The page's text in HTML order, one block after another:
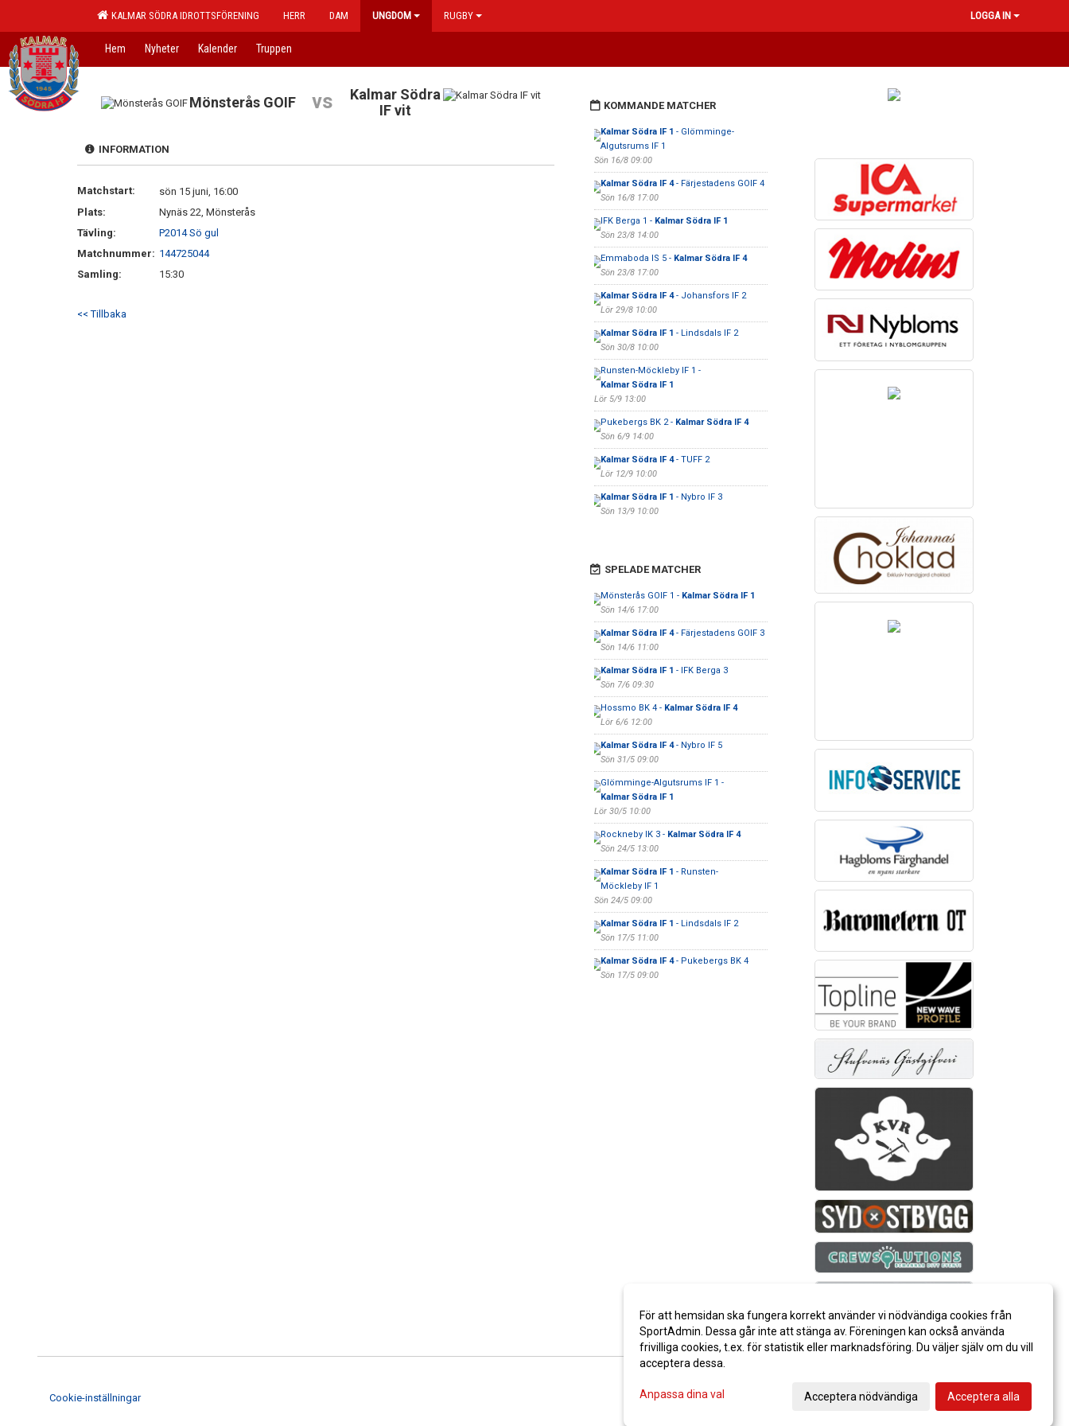
KALMAR SÖDRA IDROTTSFÖRENING HERR DAM UNGDOM RUGBY LOGGA IN
Hem Nyheter Kalender Truppen
Mönsterås GOIF vs
Kalmar Södra
IF vit
INFORMATION
Matchstart:
sön 15 juni, 16:00
Plats:
Nynäs 22, Mönsterås
Tävling:
P2014 Sö gul
Matchnummer: 144725044
Samling:
15:30
<< Tillbaka
KOMMANDE MATCHER
Kalmar Södra IF 1 - Glömminge-
Algutsrums IF 1
Sön 16/8 09:00
Kalmar Södra IF 4- Färjestadens GOIF 4
Sön 16/8 17:00
IFK Berga 1 - Kalmar Södra IF 1
Sön 23/8 14:00
Emmaboda IS 5 - Kalmar Södra IF 4
Sön 23/8 17:00
Kalmar Södra IF 4- Johansfors IF 2
Lör 29/8 10:00
Kalmar Södra IF 1 - Lindsdals IF 2
Sön 30/8 10:00
Runsten-Möckleby IF 1 -
Kalmar Södra IF 1
Lör 5/9 13:00
Pukebergs BK 2 - Kalmar Södra IF 4
Sön 6/9 14:00
Kalmar Södra IF 4- TUFF 2
Lör 12/9 10:00
Kalmar Södra IF 1 - Nybro IF 3
Sön 13/9 10:00
SPELADE MATCHER
Mönsterås GOIF 1 - Kalmar Södra IF 1
Sön 14/6 17:00
Kalmar Södra IF 4- Färjestadens GOIF 3
Sön 14/6 11:00
Kalmar Södra IF 1 - IFK Berga 3
Sön 7/6 09:30
Hossmo BK 4 - Kalmar Södra IF 4
Lör 6/6 12:00
Kalmar Södra IF 4- Nybro IF 5
Sön 31/5 09:00
Glömminge-Algutsrums IF 1 -
Kalmar Södra IF 1
Lör 30/5 10:00
Rockneby IK 3 - Kalmar Södra IF 4
Sön 24/5 13:00
Kalmar Södra IF 1 - Runsten-
Möckleby IF 1
Sön 24/5 09:00
Kalmar Södra IF 1 - Lindsdals IF 2
Sön 17/5 11:00
Kalmar Södra IF 4- Pukebergs BK 4
Sön 17/5 09:00
Cookie-inställningar
För att hemsidan ska fungera korrekt använder vi nödvändiga cookies från
SportAdmin. Dessa går inte att stänga av. Föreningen kan också använda
frivilliga cookies, t.ex. för statistik eller marknadsföring. Du väljer själv om du vill
acceptera dessa.
Anpassa dina val Acceptera nödvändiga Acceptera alla